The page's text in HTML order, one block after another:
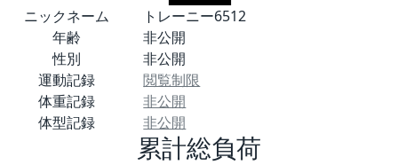
ニックネーム
トレーニー6512
年齢
非公開
性別
非公開
運動記録
閲覧制限
体重記録
非公開
体型記録
非公開
累計総負荷